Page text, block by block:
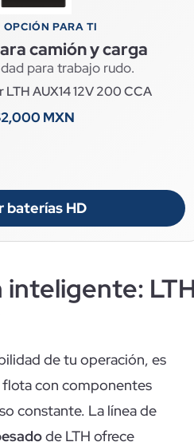
OPCIÓN PARA TI
camión y carga
para trabajo rudo.
AUX14 12V 200 CCA
MXN
baterías HD
inteligente:
de tu operación, es
flota con componentes
constante. La línea de
de LTH ofrece